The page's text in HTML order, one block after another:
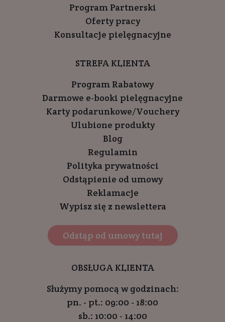
Program Partnerski
Oferty pracy
Konsultacje pielęgnacyjne
STREFA KLIENTA
Program Rabatowy
Darmowe e-booki pielęgnacyjne
Karty podarunkowe/Vouchery
Ulubione produkty
Blog
Regulamin
Polityka prywatności
Odstąpienie od umowy
Reklamacje
Wypisz się z newslettera
Odstąp od umowy tutaj
OBSŁUGA KLIENTA
Służymy pomocą w godzinach:
pn. - pt.: 09:00 - 18:00
sb.: 10:00 - 14:00